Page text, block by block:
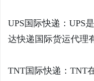
UPS国际快递：UPS
达快递国际货运代理
TNT国际快递：TNT